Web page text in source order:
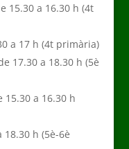
15.30 a 16.30 h (4t
a 17 h (4t primària)
17.30 a 18.30 h (5è
15.30 a 16.30 h
18.30 h (5è-6è